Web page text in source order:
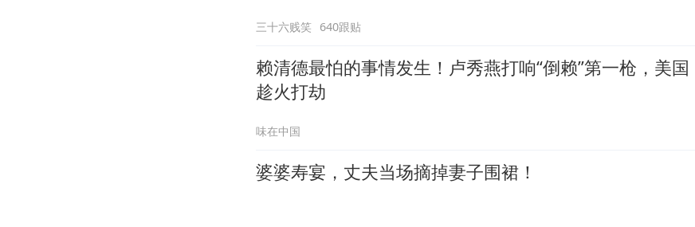
三十六贱笑 640跟贴
赖清德最怕的事情发生！卢秀燕打响“倒赖”第一枪，美国
趁火打劫
味在中国
婆婆寿宴，丈夫当场摘掉妻子围裙！